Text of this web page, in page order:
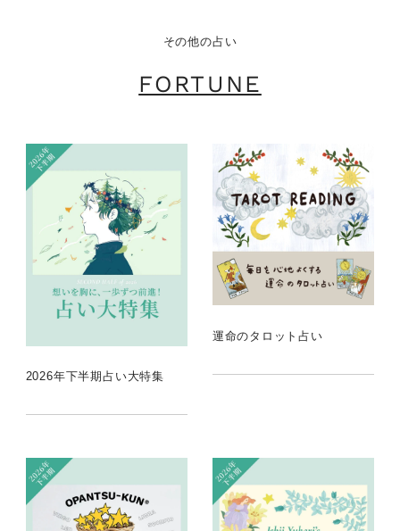
その他の占い
FORTUNE
2026年下半期占い大特集
運命のタロット占い